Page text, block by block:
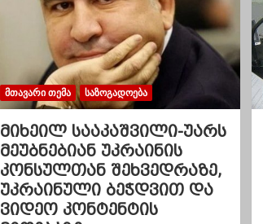
ᲛᲗᲐᲕᲐᲠᲘ ᲗᲔᲛᲐ ᲡᲐᲖᲝᲒᲐᲓᲝᲔᲑᲐ
მიხეილ სააკაშვილი-უარს
მეუბნებიან უკრაინის
კონსულთან შეხვედრაზე,
უკრაინული ბეჭდვით და
ვიდეო კონტენტის